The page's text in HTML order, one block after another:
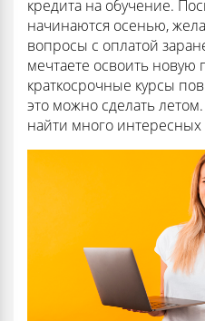
кредита на обучение.
начинаются осенью,
вопросы с оплатой
мечтаете освоить
краткосрочные курсы
это можно сделать
найти много